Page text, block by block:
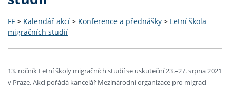
FF > Kalendář akcí > Konference a přednášky > Letní škola
migračních studií
13. ročník Letní školy migračních studií se uskuteční 23.–27. srpna 2021
v Praze. Akci pořádá kancelář Mezinárodní organizace pro migraci